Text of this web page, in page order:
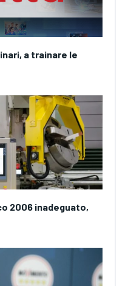
a trainare le
2006 inadeguato,